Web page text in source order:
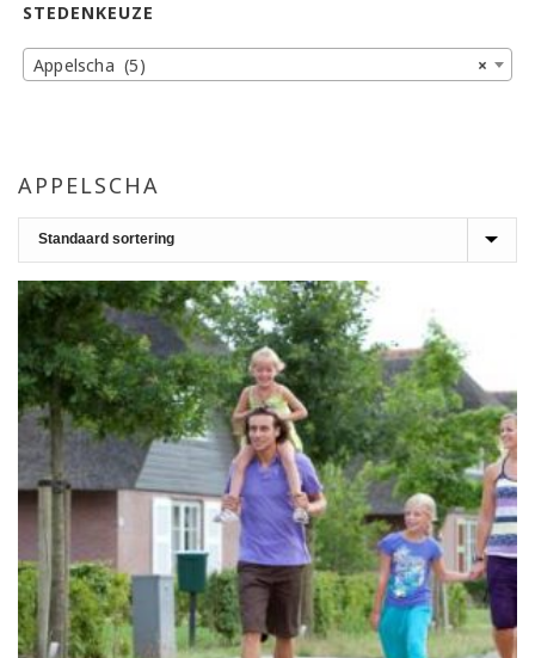
APPELSCHA
STEDENKEUZE
×
Appelscha (5)